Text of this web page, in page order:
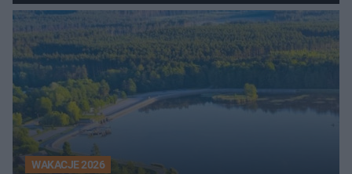
WAKACJE 2026